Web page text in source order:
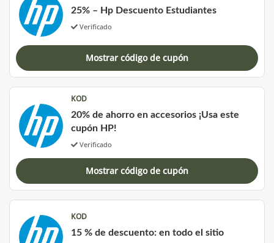
25% – Hp Descuento Estudiantes
Verificado
Mostrar código de cupón
KOD
20% de ahorro en accesorios ¡Usa este
cupón HP!
Verificado
Mostrar código de cupón
KOD
15 % de descuento: en todo el sitio